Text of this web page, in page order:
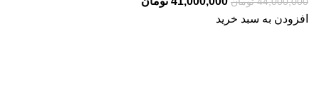
اصلی:افزودن به سبد خرید